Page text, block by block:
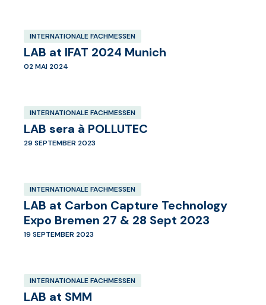
INTERNATIONALE FACHMESSEN
LAB at IFAT 2024 Munich
02 MAI 2024
INTERNATIONALE FACHMESSEN
LAB sera à POLLUTEC
29 SEPTEMBER 2023
INTERNATIONALE FACHMESSEN
LAB at Carbon Capture Technology
Expo Bremen 27 & 28 Sept 2023
19 SEPTEMBER 2023
INTERNATIONALE FACHMESSEN
LAB at SMM